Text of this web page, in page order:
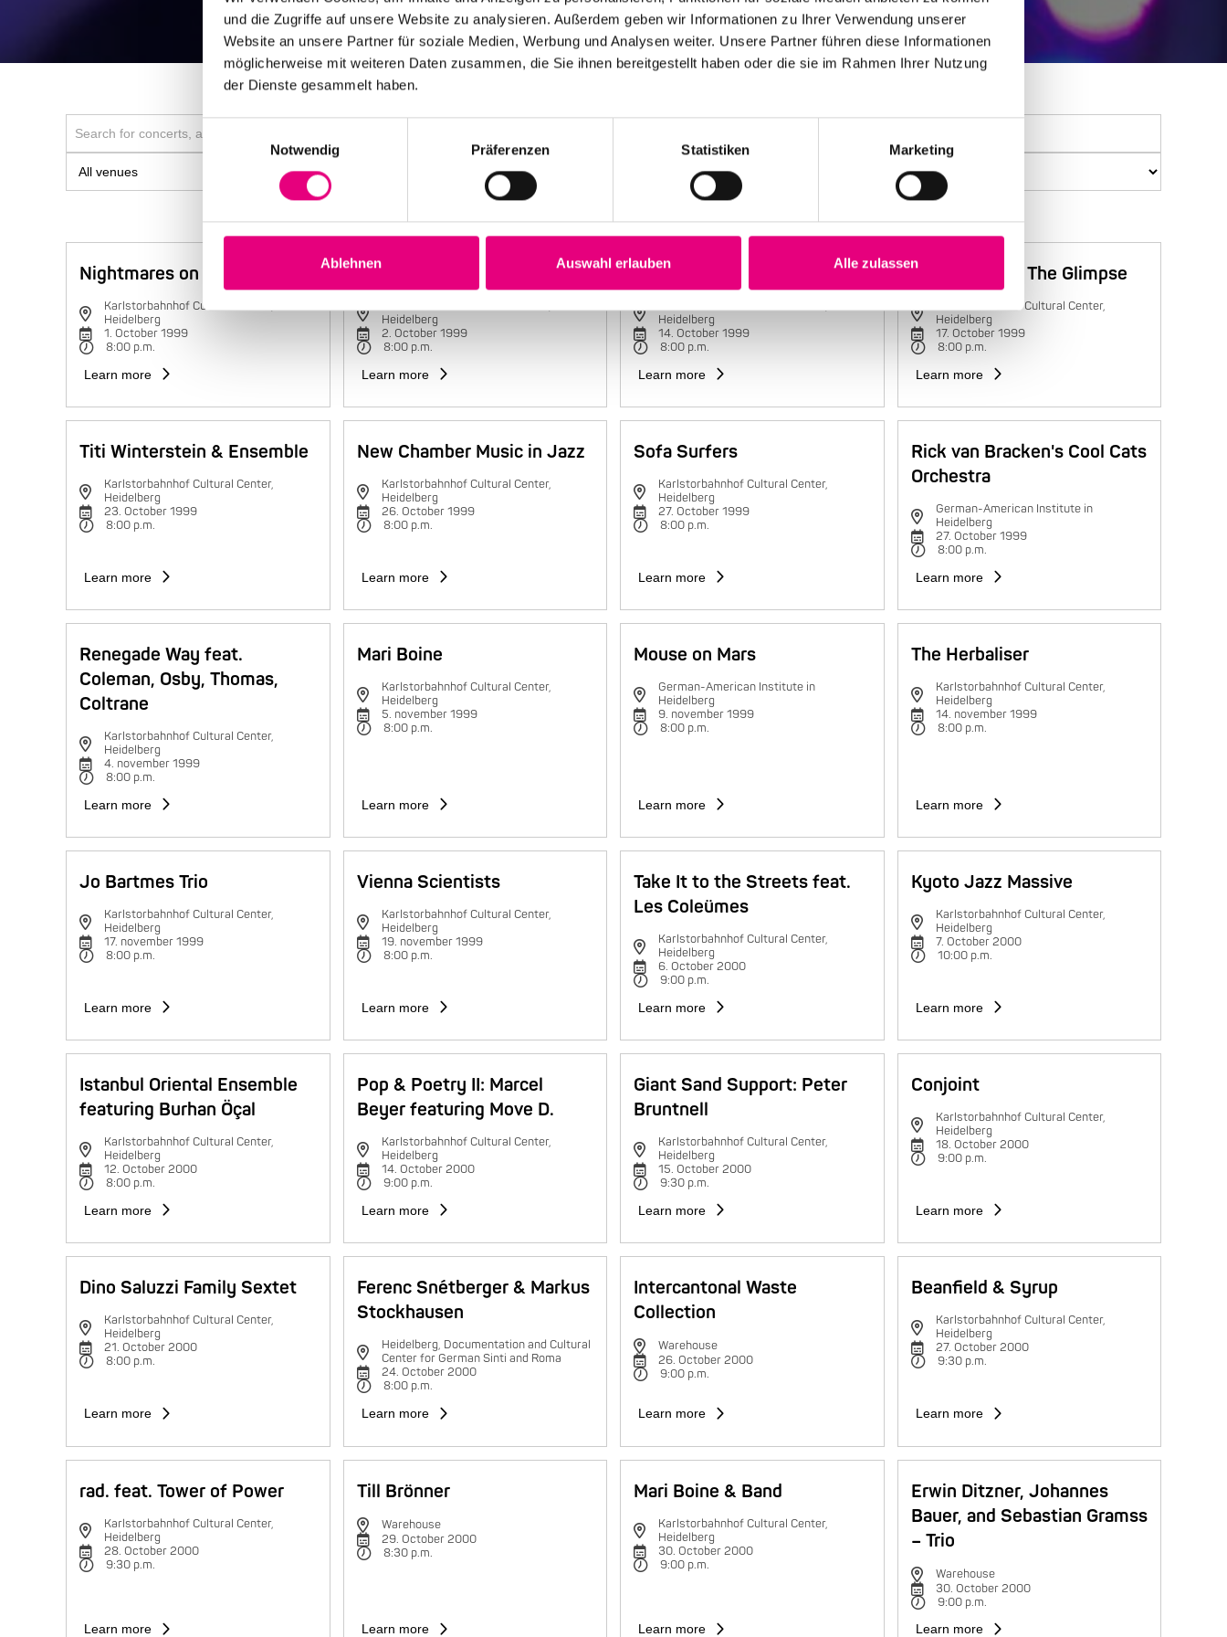
und die Zugriffe auf unsere Website zu analysieren. Außerdem geben wir Informationen zu Ihrer Verwendung unserer
Website an unsere Partner für soziale Medien, Werbung und Analysen weiter. Unsere Partner führen diese Informationen
möglicherweise mit weiteren Daten zusammen, die Sie ihnen bereitgestellt haben oder die sie im Rahmen Ihrer Nutzung
der Dienste gesammelt haben.
Notwendig
Präferenzen Statistiken Marketing
Ablehnen Auswahl erlauben Alle zulassen
Nightmares on Wax
Karlstorbahnhof Cultural Center,
Heidelberg
1. October 1999
8:00 p.m.
Learn more
Charlie Mariano Group
Heidelberg
2. October 1999
8:00 p.m.
Learn more
Maria João Trio
Heidelberg
14. October 1999
8:00 p.m.
Learn more
Trilok Gurtu & The Glimpse
Karlstorbahnhof Cultural Center,
Heidelberg
17. October 1999
8:00 p.m.
Learn more
Titi Winterstein & Ensemble
Karlstorbahnhof Cultural Center,
Heidelberg
23. October 1999
8:00 p.m.
Learn more
New Chamber Music in Jazz
Karlstorbahnhof Cultural Center,
Heidelberg
26. October 1999
8:00 p.m.
Learn more
Sofa Surfers
Karlstorbahnhof Cultural Center,
Heidelberg
27. October 1999
8:00 p.m.
Learn more
Rick van Bracken's Cool Cats
Orchestra
German-American Institute in
Heidelberg
27. October 1999
8:00 p.m.
Learn more
Renegade Way feat.
Coleman, Osby, Thomas,
Coltrane
Karlstorbahnhof Cultural Center,
Heidelberg
4. november 1999
8:00 p.m.
Learn more
Mari Boine
Karlstorbahnhof Cultural Center,
Heidelberg
5. november 1999
8:00 p.m.
Learn more
Mouse on Mars
German-American Institute in
Heidelberg
9. november 1999
8:00 p.m.
Learn more
The Herbaliser
Karlstorbahnhof Cultural Center,
Heidelberg
14. november 1999
8:00 p.m.
Learn more
Jo Bartmes Trio
Karlstorbahnhof Cultural Center,
Heidelberg
17. november 1999
8:00 p.m.
Learn more
Vienna Scientists
Karlstorbahnhof Cultural Center,
Heidelberg
19. november 1999
8:00 p.m.
Learn more
Take It to the Streets feat.
Les Coleümes
Karlstorbahnhof Cultural Center,
Heidelberg
6. October 2000
9:00 p.m.
Learn more
Kyoto Jazz Massive
Karlstorbahnhof Cultural Center,
Heidelberg
7. October 2000
10:00 p.m.
Learn more
Istanbul Oriental Ensemble
featuring Burhan Öçal
Karlstorbahnhof Cultural Center,
Heidelberg
12. October 2000
8:00 p.m.
Learn more
Pop & Poetry II: Marcel
Beyer featuring Move D.
Karlstorbahnhof Cultural Center,
Heidelberg
14. October 2000
9:00 p.m.
Learn more
Giant Sand Support: Peter
Bruntnell
Karlstorbahnhof Cultural Center,
Heidelberg
15. October 2000
9:30 p.m.
Learn more
Conjoint
Karlstorbahnhof Cultural Center,
Heidelberg
18. October 2000
9:00 p.m.
Learn more
Dino Saluzzi Family Sextet
Karlstorbahnhof Cultural Center,
Heidelberg
21. October 2000
8:00 p.m.
Learn more
Ferenc Snétberger & Markus
Stockhausen
Heidelberg, Documentation and Cultural
Center for German Sinti and Roma
24. October 2000
8:00 p.m.
Learn more
Intercantonal Waste
Collection
Warehouse
26. October 2000
9:00 p.m.
Learn more
Beanfield & Syrup
Karlstorbahnhof Cultural Center,
Heidelberg
27. October 2000
9:30 p.m.
Learn more
rad. feat. Tower of Power
Karlstorbahnhof Cultural Center,
Heidelberg
28. October 2000
9:30 p.m.
Learn more
Till Brönner
Warehouse
29. October 2000
8:30 p.m.
Learn more
Mari Boine & Band
Karlstorbahnhof Cultural Center,
Heidelberg
30. October 2000
9:00 p.m.
Learn more
Erwin Ditzner, Johannes
Bauer, and Sebastian Gramss
– Trio
Warehouse
30. October 2000
9:00 p.m.
Learn more